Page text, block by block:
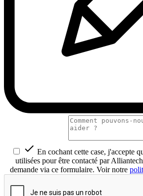
 En cochant cette case, j'accepte
utilisées pour être contacté par
demande via ce formulaire. Voir notre